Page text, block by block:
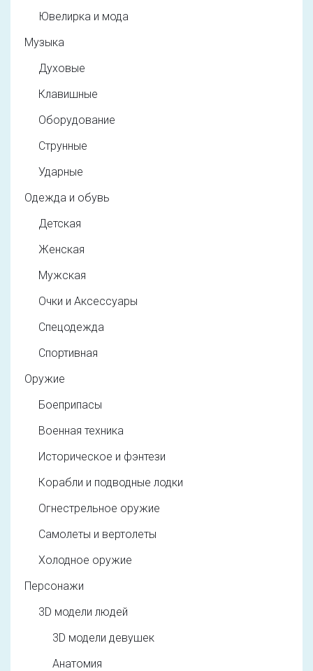
Ювелирка и мода
Музыка
Духовые
Клавишные
Оборудование
Струнные
Ударные
Одежда и обувь
Детская
Женская
Мужская
Очки и Аксессуары
Спецодежда
Спортивная
Оружие
Боеприпасы
Военная техника
Историческое и фэнтези
Корабли и подводные лодки
Огнестрельное оружие
Самолеты и вертолеты
Холодное оружие
Персонажи
3D модели людей
3D модели девушек
Анатомия